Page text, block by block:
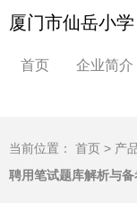
厦门市仙岳小学
首页 企业简介
当前位置： 首页 > 产
聘用笔试题库解析与